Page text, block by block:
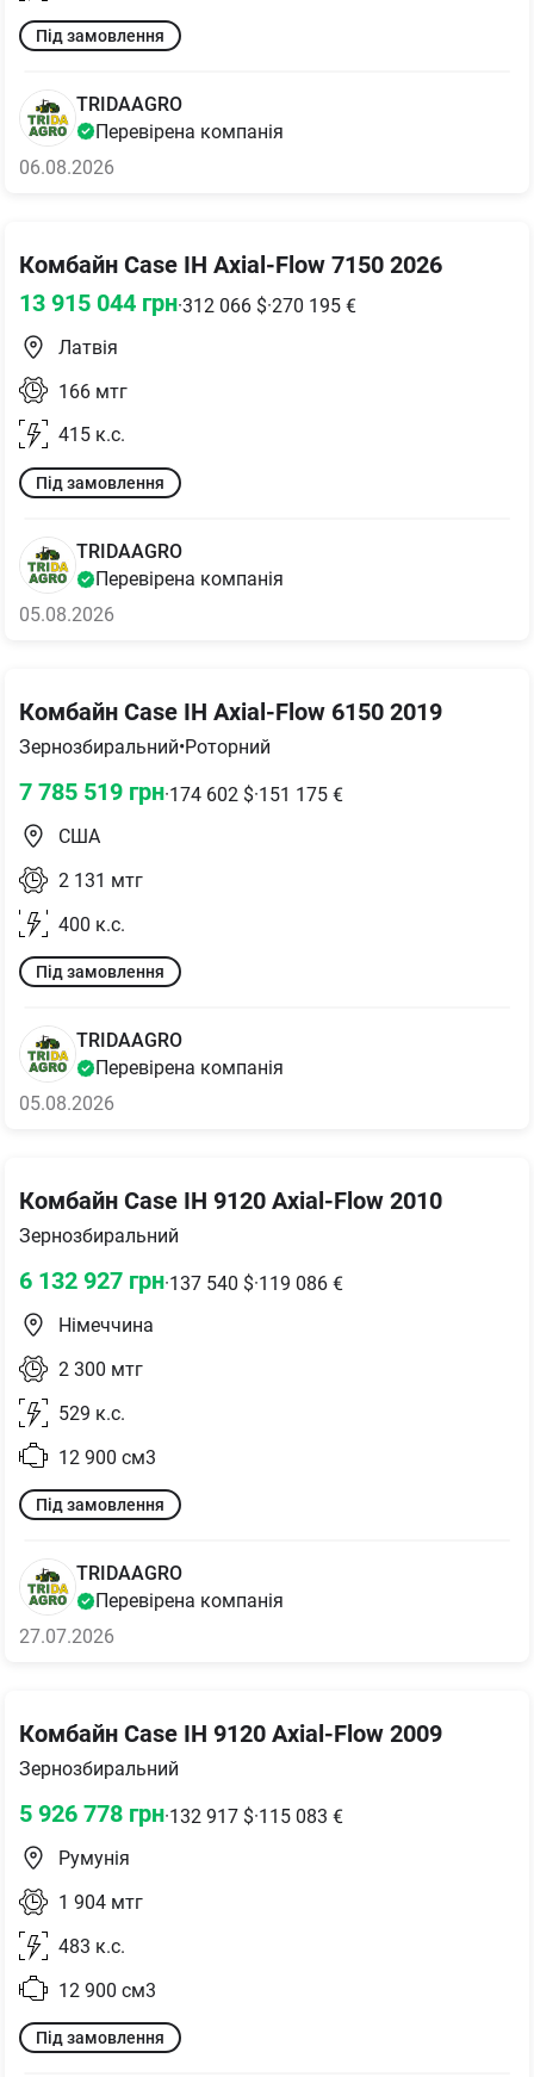
Під замовлення
TRIDAAGRO
Перевірена компанія
06.08.2026
Комбайн Case IH Axial-Flow 7150 2026
13 915 044 грн·312 066 $·270 195 €
Латвія
166 мтг
415 к.с.
Під замовлення
TRIDAAGRO
Перевірена компанія
05.08.2026
Комбайн Case IH Axial-Flow 6150 2019
Зернозбиральний•Роторний
7 785 519 грн·174 602 $·151 175 €
США
2 131 мтг
400 к.с.
Під замовлення
TRIDAAGRO
Перевірена компанія
05.08.2026
Комбайн Case IH 9120 Axial-Flow 2010
Зернозбиральний
6 132 927 грн·137 540 $·119 086 €
Німеччина
2 300 мтг
529 к.с.
12 900 см3
Під замовлення
TRIDAAGRO
Перевірена компанія
27.07.2026
Комбайн Case IH 9120 Axial-Flow 2009
Зернозбиральний
5 926 778 грн·132 917 $·115 083 €
Румунія
1 904 мтг
483 к.с.
12 900 см3
Під замовлення